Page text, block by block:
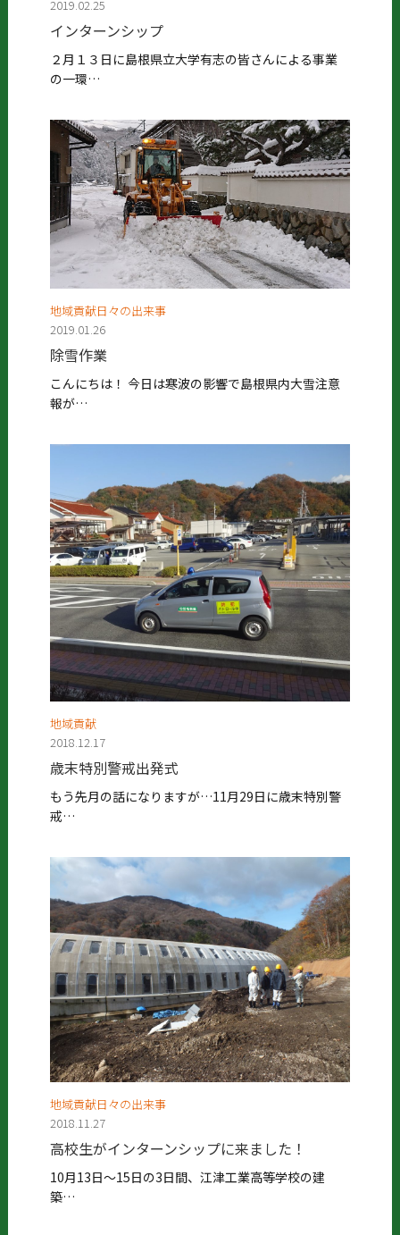
2019.02.25
インターンシップ
２月１３日に島根県立大学有志の皆さんによる事業
の一環…
地域貢献日々の出来事
2019.01.26
除雪作業
こんにちは！ 今日は寒波の影響で島根県内大雪注意
報が…
地域貢献
2018.12.17
歳末特別警戒出発式
もう先月の話になりますが…11月29日に歳末特別警
戒…
地域貢献日々の出来事
2018.11.27
高校生がインターンシップに来ました！
10月13日～15日の3日間、江津工業高等学校の建
築…